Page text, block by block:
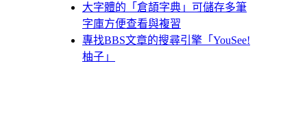
大字體的「倉頡字典」可儲存多筆
字庫方便查看與複習
專找BBS文章的搜尋引擎「YouSee!
柚子」